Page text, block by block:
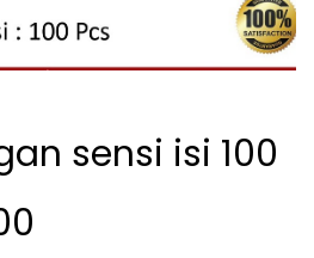
sensi isi 100